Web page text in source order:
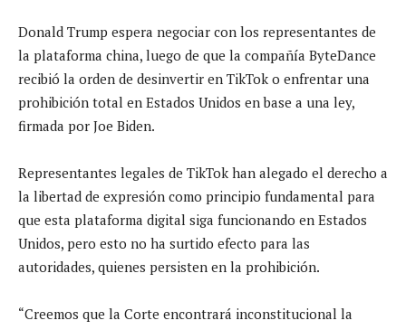
Donald Trump espera negociar con los representantes de
la plataforma china, luego de que la compañía ByteDance
recibió la orden de desinvertir en TikTok o enfrentar una
prohibición total en Estados Unidos en base a una ley,
firmada por Joe Biden.
Representantes legales de TikTok han alegado el derecho a
la libertad de expresión como principio fundamental para
que esta plataforma digital siga funcionando en Estados
Unidos, pero esto no ha surtido efecto para las
autoridades, quienes persisten en la prohibición.
“Creemos que la Corte encontrará inconstitucional la